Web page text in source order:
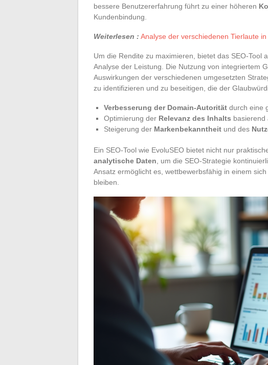
bessere Benutzererfahrung führt zu einer höheren
Kundenbindung.
Weiterlesen : Analyse der verschiedenen Tierlaute
Um die Rendite zu maximieren, bietet das SEO-Tool
Analyse der Leistung. Die Nutzung von integriertem
Auswirkungen der verschiedenen umgesetzten
zu identifizieren und zu beseitigen, die der
Verbesserung der Domain-Autorität durch eine
Optimierung der Relevanz des Inhalts basierend
Steigerung der Markenbekanntheit und des
Ein SEO-Tool wie EvoluSEO bietet nicht nur
analytische Daten , um die SEO-Strategie
Ansatz ermöglicht es, wettbewerbsfähig in einem
bleiben.